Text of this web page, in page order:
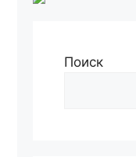
Поиск